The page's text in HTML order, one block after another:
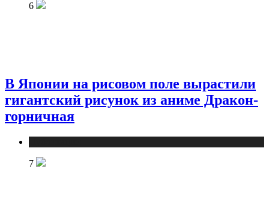
6
В Японии на рисовом поле вырастили
гигантский рисунок из аниме Дракон-
горничная
7